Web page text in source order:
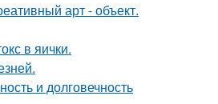
арт - объект.
в яички.
и долговечность